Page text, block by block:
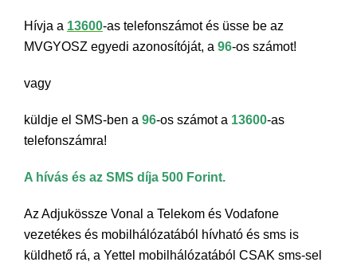
Hívja a 13600-as telefonszámot és üsse be az
MVGYOSZ egyedi azonosítóját, a 96-os számot!
vagy
küldje el SMS-ben a 96-os számot a 13600-as
telefonszámra!
A hívás és az SMS díja 500 Forint.
Az Adjukössze Vonal a Telekom és Vodafone
vezetékes és mobilhálózatából hívható és sms is
küldhető rá, a Yettel mobilhálózatából CSAK sms-sel